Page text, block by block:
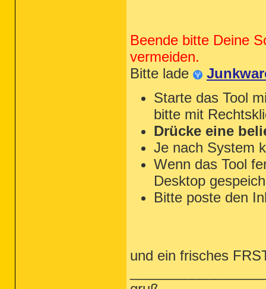
Beende bitte Deine
vermeiden.
Bitte lade
Starte das Tool
bitte mit
Drücke eine
Je nach System
Wenn das Tool
Desktop
Bitte poste den
und ein frisches